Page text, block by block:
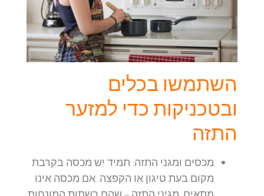
השתמשו בכלים
ובטכניקות כדי למזער
התזה
מכסים ומגני התזה:תמיד יש מכסה בקרבת
מקום בעת טיגון או הקפצה. אם מכסה אינו